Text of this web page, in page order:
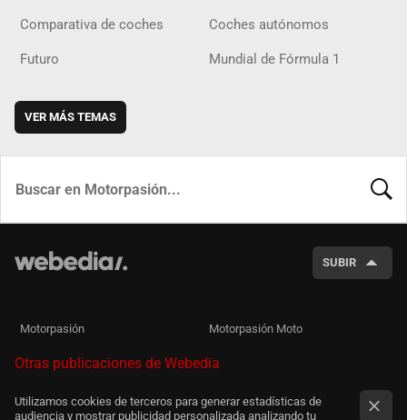
Comparativa de coches Coches autónomos
Futuro Mundial de Fórmula 1
VER MÁS TEMAS
SUBIR
Motorpasión Motorpasión Moto
Otras publicaciones de Webedia
Utilizamos cookies de terceros para generar estadísticas de
audiencia y mostrar publicidad personalizada analizando tu